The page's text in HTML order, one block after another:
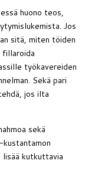
huono teos,
Jos
sitä, miten töiden
fillaroida
työkavereiden
Sekä pari
jos ilta
sekä
lisää kutkuttavia